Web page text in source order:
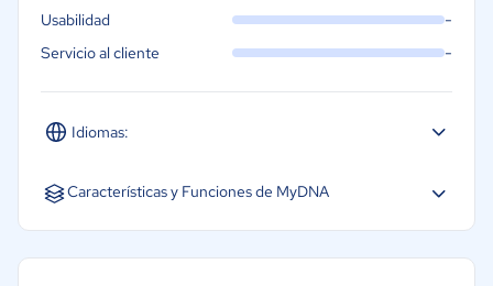
Idiomas:
Español Portugués
Usabilidad -
Servicio al cliente -
Características y Funciones de MyDNA